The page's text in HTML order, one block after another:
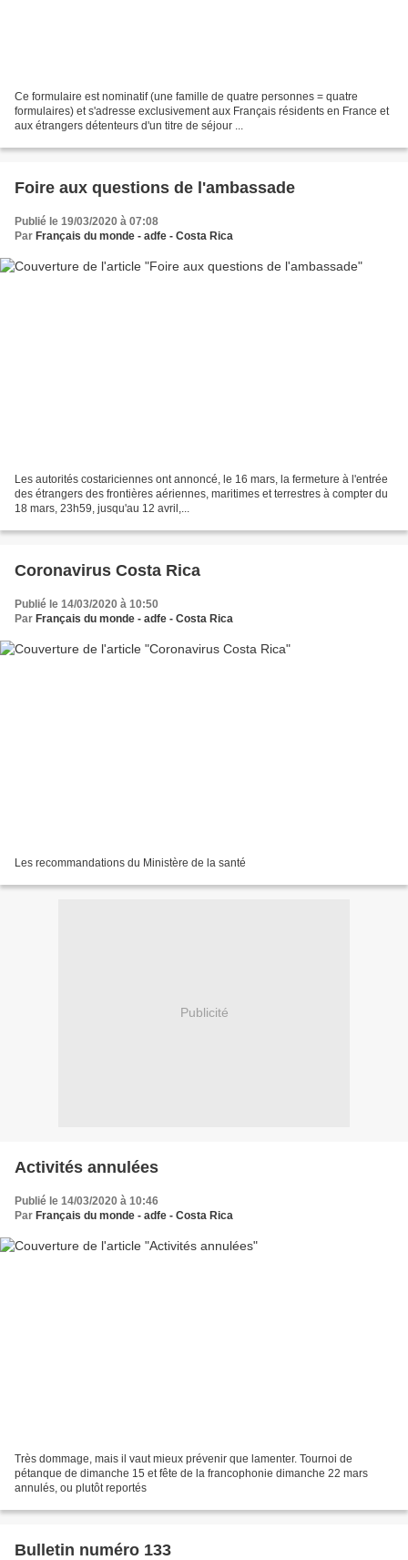
Ce formulaire est nominatif (une famille de quatre personnes = quatre
formulaires) et s'adresse exclusivement aux Français résidents en France et
aux étrangers détenteurs d'un titre de séjour ...
Foire aux questions de l'ambassade
Publié le 19/03/2020 à 07:08
Par Français du monde - adfe - Costa Rica
Les autorités costariciennes ont annoncé, le 16 mars, la fermeture à l'entrée
des étrangers des frontières aériennes, maritimes et terrestres à compter du
18 mars, 23h59, jusqu'au 12 avril,...
Coronavirus Costa Rica
Publié le 14/03/2020 à 10:50
Par Français du monde - adfe - Costa Rica
Les recommandations du Ministère de la santé
Publicité
Activités annulées
Publié le 14/03/2020 à 10:46
Par Français du monde - adfe - Costa Rica
Très dommage, mais il vaut mieux prévenir que lamenter. Tournoi de
pétanque de dimanche 15 et fête de la francophonie dimanche 22 mars
annulés, ou plutôt reportés
Bulletin numéro 133